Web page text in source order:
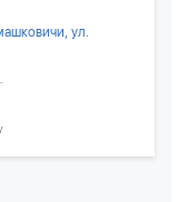
ул.